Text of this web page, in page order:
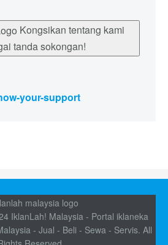
tanda sokongan!
IklanLah! Malaysia - Portal iklaneka
- Jual - Beli - Sewa - Servis. All